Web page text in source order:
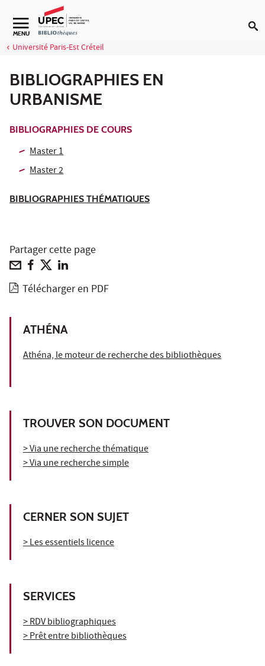
Aller au contenu
Navigation secondaire
MENU
Université Paris-Est Créteil
BIBLIOGRAPHIES EN
URBANISME
BIBLIOGRAPHIES DE COURS
Master 1
Master 2
BIBLIOGRAPHIES THÉMATIQUES
Partager cette page
Télécharger en PDF
ATHÉNA
Athéna, le moteur de recherche des bibliothèques
TROUVER SON DOCUMENT
> Via une recherche thématique
> Via une recherche simple
CERNER SON SUJET
> Les essentiels licence
SERVICES
> RDV bibliographiques
> Prêt entre bibliothèques